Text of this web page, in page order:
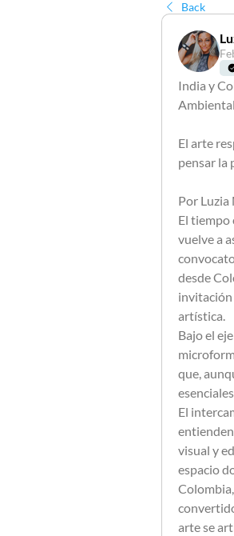
Back
India y
El arte
pensar la
Por Luzia
El tiempo
vuelve a
desde
invitación
artística.
Bajo el
que,
El
visual y
espacio
arte se